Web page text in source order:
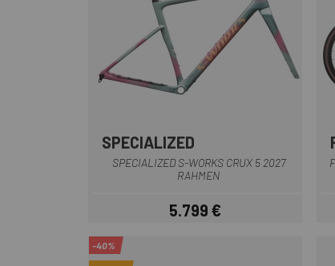
Rosagrau
SPECIALIZED
SPECIALIZED S-WORKS CRUX 5 2027
RAHMEN
Preis
5.799 €
-40%